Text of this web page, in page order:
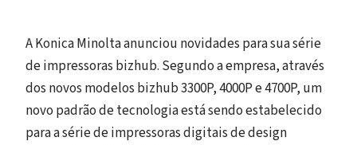
A Konica Minolta anunciou novidades para sua série
de impressoras bizhub. Segundo a empresa, através
dos novos modelos bizhub 3300P, 4000P e 4700P, um
novo padrão de tecnologia está sendo estabelecido
para a série de impressoras digitais de design